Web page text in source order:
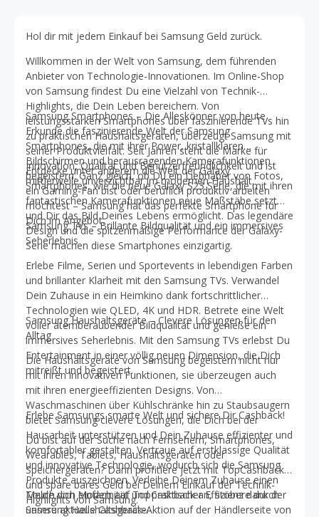
Hol dir mit jedem Einkauf bei Samsung Geld zurück.
Willkommen in der Welt von Samsung, dem führenden
Anbieter von Technologie-Innovationen. Im Online-Shop
von Samsung findest Du eine Vielzahl von Technik-
Highlights, die Dein Leben bereichern. Von
leistungsstarken Smartphones über faszinierende TVs hin
zu praktischen Haushaltsgeräten, überzeugt Samsung mit
seiner Produktvielfalt. Seit Jahren steht die Marke für
Innovation, Qualität und Benutzerfreundlichkeit und ist
mittlerweile unverzichtbar im modernen Haushalt.
Samsung Smartphones – Die Alleskönner von heute
Erkunde die faszinierende Welt der Samsung
Smartphones, die mit ihrer Power, kristallklaren
Bildschirmen und herausragenden Kamerafunktionen
begeistern. Ganz gleich, ob Du ein Liebhaber von Fotos,
ein Gaming-Fan bist oder beruflich produktiv arbeiten
möchtest – Samsung hat das perfekte Smartphone für
Dich im Angebot.
Entdecke unter anderem die Welt der Galaxy
Smartphones, wie die neue Galaxy S23 Serie, die mit ihren
fantastischen Kamerafunktionen neue Maßstäbe setzt
und Dir das Bild Deines Lebens ermöglicht. Das legendäre
Design und die spitzenmäßige Performance der Galaxy-
Serie machen diese Smartphones einzigartig.
Samsung TVs – Brillante Bildqualität und ein immersives
Seherlebnis
Erlebe Filme, Serien und Sportevents in lebendigen Farben
und brillanter Klarheit mit den Samsung TVs. Verwandel
Dein Zuhause in ein Heimkino dank fortschrittlicher
Technologien wie QLED, 4K und HDR. Betrete eine Welt
voller atemberaubender Bildqualität und genieße ein
immersives Seherlebnis. Mit den Samsung TVs erlebst Du
Entertainment in einer völlig neuen Dimension, die Dich
mitreißt und begeistert.
Samsung Haushaltsgeräte – Clevere Lösungen für den
Alltag
Die Haushaltsgeräte von Samsung begeistern nicht nur
mit ihren innovativen Funktionen, sie überzeugen auch
mit ihren energieeffizienten Designs. Von
Waschmaschinen über Kühlschränke hin zu Staubsaugern
bietet Samsung clevere Lösungen, die Dich bei der
Hausarbeit unterstützen und Dein Zuhause effizienter und
komfortabler gestalten. Vertraue auf erstklassige Qualität
und innovative Technologie, wodurch sich die Samsung
Produkte auszeichnen. Verleihe Deinem Zuhause einen
Touch von Modernität und praktischer Effizienz dank der
Samsung Haushaltsgeräte.
Erlebe Samsungs smarte Welt und sichere Dir Cashback!
Du bist auf der Suche nach Fernsehern, Smartphones,
Wearables, Tablets, Haushaltsgeräten oder
Speichergeräten? Dann profitiere jetzt mit TopCashback
und spare bares Geld bei Deinem Einkauf der Technik-
Highlights von Samsung.
Melde dich einfach auf TopCashback an, stöbere durch
unsere aktuelle Cashback-Aktion auf der Händlerseite von